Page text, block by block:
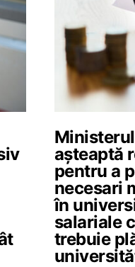
așteaptă
pentru a
necesari
în
salariale
trebuie